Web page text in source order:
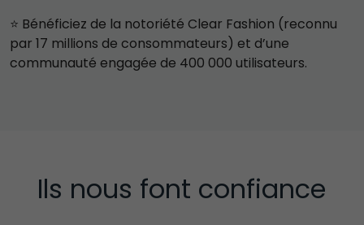
⭐️ Bénéficiez de la notoriété Clear Fashion (reconnu
par 17 millions de consommateurs) et d’une
communauté engagée de 400 000 utilisateurs.
Ils nous font confiance